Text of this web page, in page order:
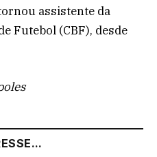
assistente da
Futebol (CBF), desde